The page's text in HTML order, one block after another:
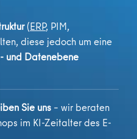
(ERP, PIM,
diese jedoch um eine
und Datenebene
Sie uns – wir beraten
im KI-Zeitalter des E-